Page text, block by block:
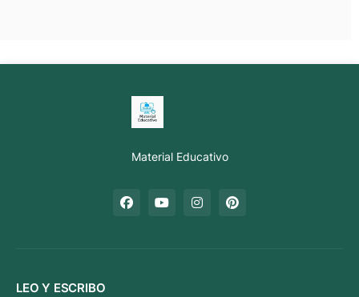
Material Educativo
LEO Y ESCRIBO